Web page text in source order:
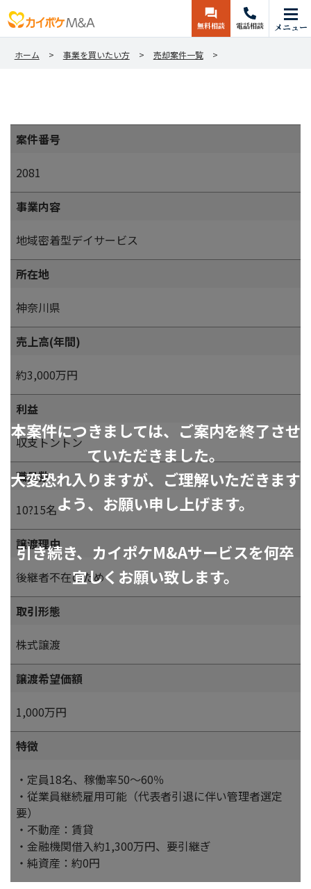
無料相談 電話相談 メニュー
ホーム 事業を買いたい方 売却案件一覧
本案件につきましては、ご案内を終了させ
ていただきました。
大変恐れ入りますが、ご理解いただきます
よう、お願い申し上げます。
引き続き、カイポケM&Aサービスを何卒
宜しくお願い致します。
案件番号
2081
事業内容
地域密着型デイサービス
所在地
神奈川県
売上高(年間)
約3,000万円
利益
収支トントン
職員数
10?15名
譲渡理由
後継者不在のため
取引形態
株式譲渡
譲渡希望価額
1,000万円
特徴
・定員18名、稼働率50～60％
・従業員継続雇用可能（代表者引退に伴い管理者選定
要）
・不動産：賃貸
・金融機関借入約1,300万円、要引継ぎ
・純資産：約0円